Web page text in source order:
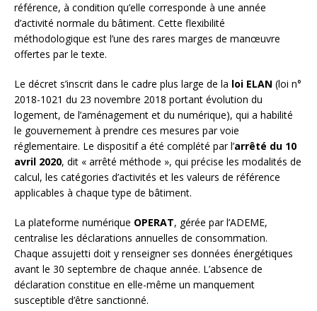
référence, à condition qu’elle corresponde à une année
d’activité normale du bâtiment. Cette flexibilité
méthodologique est l’une des rares marges de manœuvre
offertes par le texte.
Le décret s’inscrit dans le cadre plus large de la loi ELAN (loi n°
2018-1021 du 23 novembre 2018 portant évolution du
logement, de l’aménagement et du numérique), qui a habilité
le gouvernement à prendre ces mesures par voie
réglementaire. Le dispositif a été complété par l’arrêté du 10
avril 2020, dit « arrêté méthode », qui précise les modalités de
calcul, les catégories d’activités et les valeurs de référence
applicables à chaque type de bâtiment.
La plateforme numérique OPERAT, gérée par l’ADEME,
centralise les déclarations annuelles de consommation.
Chaque assujetti doit y renseigner ses données énergétiques
avant le 30 septembre de chaque année. L’absence de
déclaration constitue en elle-même un manquement
susceptible d’être sanctionné.